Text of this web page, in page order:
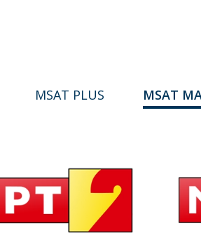
MSAT PLUS MSAT